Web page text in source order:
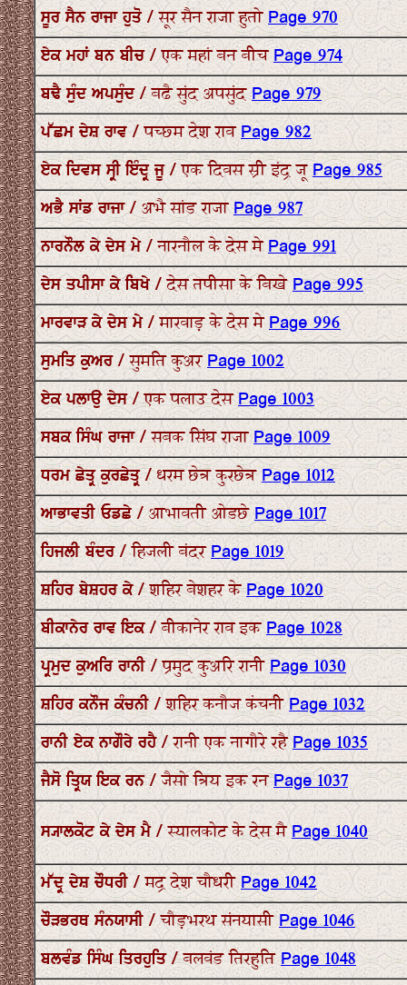
ਸੂਰ ਸੈਨ ਰਾਜਾ ਹੁਤੋ / सूर सैन राजा हुतोPage 970
ਏਕ ਮਹਾਂ ਬਨ ਬੀਚ / एक महां बन बीचPage 974
ਬਢੈ ਸੁੰਦ ਅਪਸੁੰਦ / बढै सुंद अपसुंदPage 979
ਪੱਛਮ ਦੇਸ਼ ਰਾਵ / पच्छम देश रावPage 982
ਏਕ ਦਿਵਸ ਸ੍ਰੀ ਇੰਦ੍ਰ ਜੂ / एक दिवस स्री इंद्र जूPage 985
ਅਭੈ ਸਾਂਡ ਰਾਜਾ / अभै सांड राजाPage 987
ਨਾਰਨੌਲ ਕੇ ਦੇਸ ਮੇ / नारनौल के देस मेPage 991
ਦੇਸ ਤਪੀਸਾ ਕੇ ਬਿਖੇ / देस तपीसा के बिखेPage 995
ਮਾਰਵਾੜ ਕੇ ਦੇਸ ਮੇ / मारवाड़ के देस मेPage 996
ਸੁਮਤਿ ਕੁਅਰ / सुमति कुअरPage 1002
ਏਕ ਪਲਾਉ ਦੇਸ / एक पलाउ देसPage 1003
ਸਬਕ ਸਿੰਘ ਰਾਜਾ / सबक सिंघ राजाPage 1009
ਧਰਮ ਛੇਤ੍ਰ ਕੁਰਛੇਤ੍ਰ / धरम छेत्र कुरछेत्रPage 1012
ਆਭਾਵਤੀ ਓਡਛੇ / आभावती ओडछेPage 1017
ਹਿਜਲੀ ਬੰਦਰ / हिजली बंदरPage 1019
ਸ਼ਹਿਰ ਬੇਸ਼ਹਰ ਕੇ / शहिर बेशहर केPage 1020
ਬੀਕਾਨੇਰ ਰਾਵ ਇਕ / बीकानेर राव इकPage 1028
ਪ੍ਰਮੁਦ ਕੁਅਰਿ ਰਾਨੀ / प्रमुद कुअरि रानीPage 1030
ਸ਼ਹਿਰ ਕਨੌਜ ਕੰਚਨੀ / शहिर कनौज कंचनीPage 1032
ਰਾਨੀ ਏਕ ਨਾਗੌਰੇ ਰਹੈ / रानी एक नागौरे रहैPage 1035
ਜੈਸੋ ਤ੍ਰਿਯ ਇਕ ਰਨ / जैसो त्रिय इक रनPage 1037
ਸ੍ਯਾਲਕੋਟ ਕੇ ਦੇਸ ਮੈ / स्यालकोट के देस मैPage 1040
ਮੱਦ੍ਰ ਦੇਸ਼ ਚੌਧਰੀ / मद्र देश चौधरीPage 1042
ਚੌੜਭਰਥ ਸੰਨਯਾਸੀ / चौड़भरथ संनयासीPage 1046
ਬਲਵੰਡ ਸਿੰਘ ਤਿਰਹੁਤਿ / बलवंड तिरहुतिPage 1048